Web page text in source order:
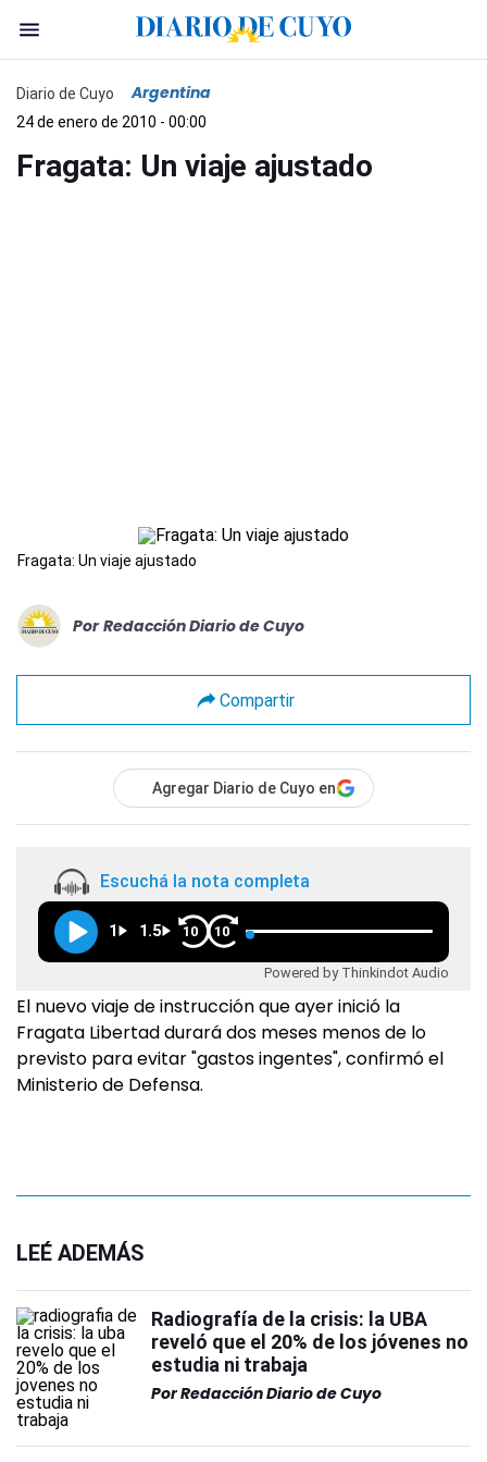
Diario de Cuyo Argentina
24 de enero de 2010 - 00:00
Fragata: Un viaje ajustado
Fragata: Un viaje ajustado
Por Redacción Diario de Cuyo
Compartir
Agregar Diario de Cuyo en
Escuchá la nota completa
1 1.5 10 10
Powered by Thinkindot Audio
El nuevo viaje de instrucción que ayer inició la
Fragata Libertad durará dos meses menos de lo
previsto para evitar "gastos ingentes", confirmó el
Ministerio de Defensa.
LEÉ ADEMÁS
Radiografía de la crisis: la UBA
reveló que el 20% de los jóvenes no
estudia ni trabaja
PorRedacción Diario de Cuyo